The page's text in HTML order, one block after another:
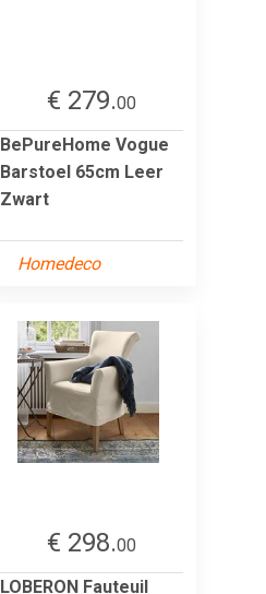
€ 279.00
BePureHome Vogue
Barstoel 65cm Leer
Zwart
Homedeco
€ 298.00
LOBERON Fauteuil